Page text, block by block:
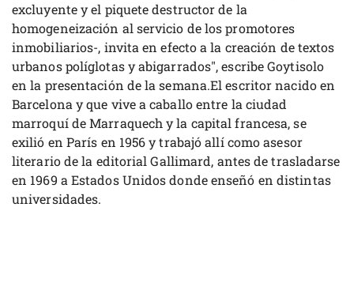
excluyente y el piquete destructor de la
homogeneización al servicio de los promotores
inmobiliarios-, invita en efecto a la creación de textos
urbanos políglotas y abigarrados", escribe Goytisolo
en la presentación de la semana.El escritor nacido en
Barcelona y que vive a caballo entre la ciudad
marroquí de Marraquech y la capital francesa, se
exilió en París en 1956 y trabajó allí como asesor
literario de la editorial Gallimard, antes de trasladarse
en 1969 a Estados Unidos donde enseñó en distintas
universidades.